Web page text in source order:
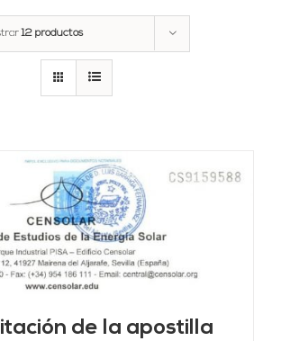
12 productos
de la apostilla